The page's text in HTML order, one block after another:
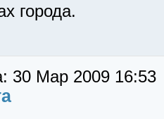
города.
30 Мар 2009 16:53